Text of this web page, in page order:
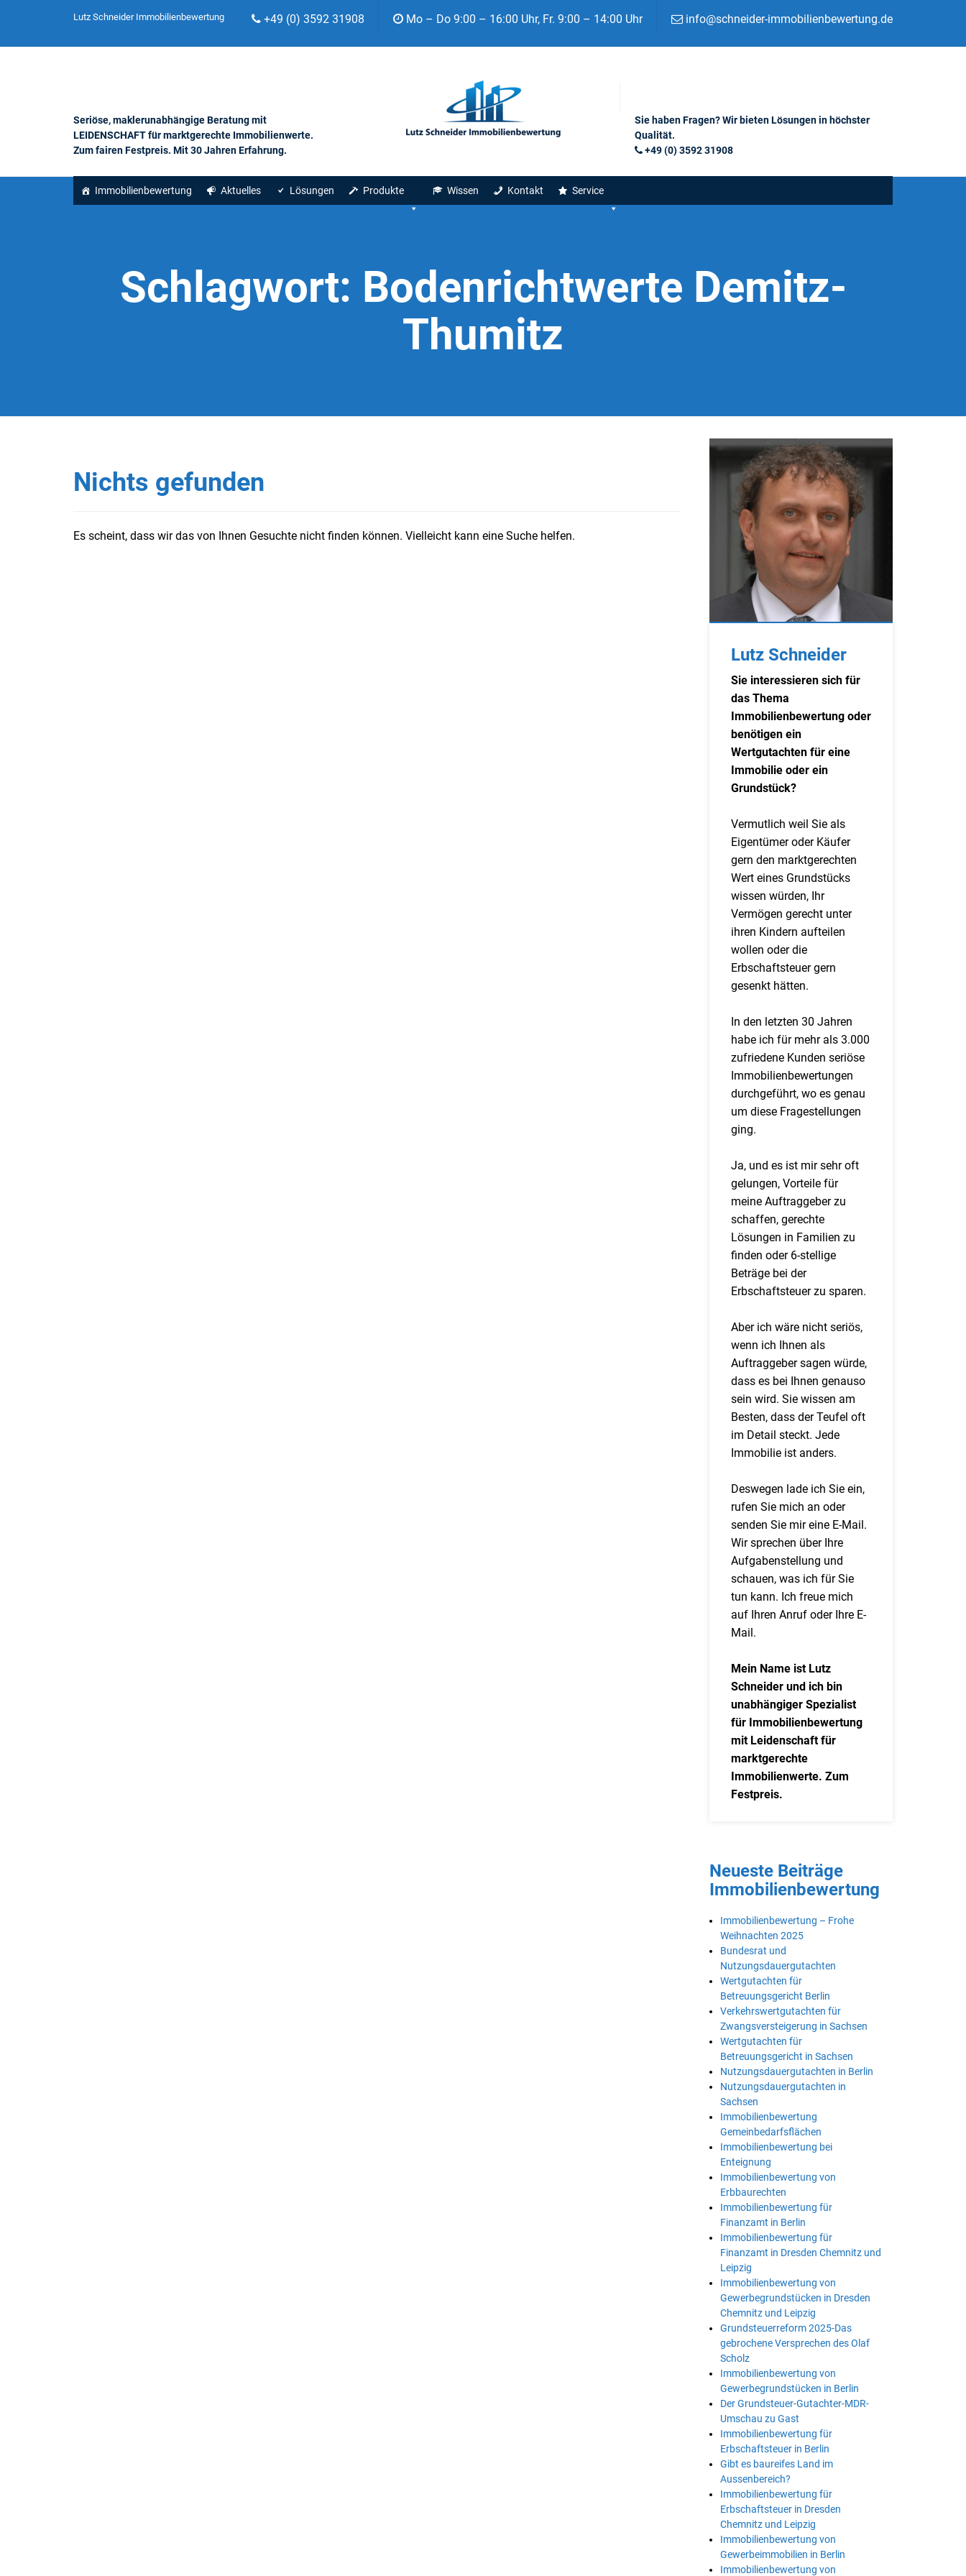
Lutz Schneider Immobilienbewertung +49 (0) 3592 31908 Mo – Do 9:00 – 16:00 Uhr, Fr. 9:00 – 14:00 Uhr info@schneider-immobilienbewertung.de
Seriöse, maklerunabhängige Beratung mit
LEIDENSCHAFT für marktgerechte Immobilienwerte.
Zum fairen Festpreis. Mit 30 Jahren Erfahrung.
Sie haben Fragen? Wir bieten Lösungen in höchster
Qualität.
+49 (0) 3592 31908
Immobilienbewertung Aktuelles Lösungen Produkte Wissen Kontakt Service
Schlagwort: Bodenrichtwerte Demitz-
Thumitz
Nichts gefunden
Es scheint, dass wir das von Ihnen Gesuchte nicht finden können. Vielleicht kann eine Suche helfen.
Lutz Schneider
Sie interessieren sich für
das Thema
Immobilienbewertung oder
benötigen ein
Wertgutachten für eine
Immobilie oder ein
Grundstück?
Vermutlich weil Sie als
Eigentümer oder Käufer
gern den marktgerechten
Wert eines Grundstücks
wissen würden, Ihr
Vermögen gerecht unter
ihren Kindern aufteilen
wollen oder die
Erbschaftsteuer gern
gesenkt hätten.
In den letzten 30 Jahren
habe ich für mehr als 3.000
zufriedene Kunden seriöse
Immobilienbewertungen
durchgeführt, wo es genau
um diese Fragestellungen
ging.
Ja, und es ist mir sehr oft
gelungen, Vorteile für
meine Auftraggeber zu
schaffen, gerechte
Lösungen in Familien zu
finden oder 6-stellige
Beträge bei der
Erbschaftsteuer zu sparen.
Aber ich wäre nicht seriös,
wenn ich Ihnen als
Auftraggeber sagen würde,
dass es bei Ihnen genauso
sein wird. Sie wissen am
Besten, dass der Teufel oft
im Detail steckt. Jede
Immobilie ist anders.
Deswegen lade ich Sie ein,
rufen Sie mich an oder
senden Sie mir eine E-Mail.
Wir sprechen über Ihre
Aufgabenstellung und
schauen, was ich für Sie
tun kann. Ich freue mich
auf Ihren Anruf oder Ihre E-
Mail.
Mein Name ist Lutz
Schneider und ich bin
unabhängiger Spezialist
für Immobilienbewertung
mit Leidenschaft für
marktgerechte
Immobilienwerte. Zum
Festpreis.
Neueste Beiträge
Immobilienbewertung
Immobilienbewertung – Frohe
Weihnachten 2025
Bundesrat und
Nutzungsdauergutachten
Wertgutachten für
Betreuungsgericht Berlin
Verkehrswertgutachten für
Zwangsversteigerung in Sachsen
Wertgutachten für
Betreuungsgericht in Sachsen
Nutzungsdauergutachten in Berlin
Nutzungsdauergutachten in
Sachsen
Immobilienbewertung
Gemeinbedarfsflächen
Immobilienbewertung bei
Enteignung
Immobilienbewertung von
Erbbaurechten
Immobilienbewertung für
Finanzamt in Berlin
Immobilienbewertung für
Finanzamt in Dresden Chemnitz und
Leipzig
Immobilienbewertung von
Gewerbegrundstücken in Dresden
Chemnitz und Leipzig
Grundsteuerreform 2025-Das
gebrochene Versprechen des Olaf
Scholz
Immobilienbewertung von
Gewerbegrundstücken in Berlin
Der Grundsteuer-Gutachter-MDR-
Umschau zu Gast
Immobilienbewertung für
Erbschaftsteuer in Berlin
Gibt es baureifes Land im
Aussenbereich?
Immobilienbewertung für
Erbschaftsteuer in Dresden
Chemnitz und Leipzig
Immobilienbewertung von
Gewerbeimmobilien in Berlin
Immobilienbewertung von